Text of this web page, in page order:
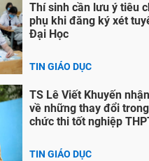
Thí sinh cần lưu ý tiêu
phụ khi đăng ký xét
Đại Học
TIN GIÁO DỤC
TS Lê Viết Khuyến
về những thay đổi
chức thi tốt nghiệp
TIN GIÁO DỤC